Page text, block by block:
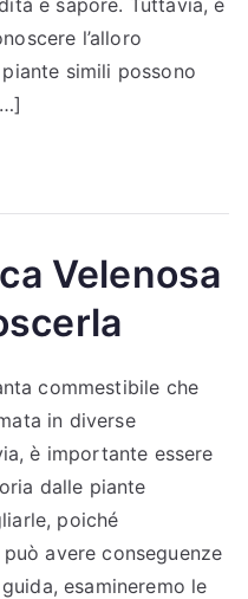
e sapore. Tuttavia, è
l’alloro
simili possono
Velenosa
commestibile che
in diverse
è importante essere
dalle piante
poiché
avere conseguenze
esamineremo le